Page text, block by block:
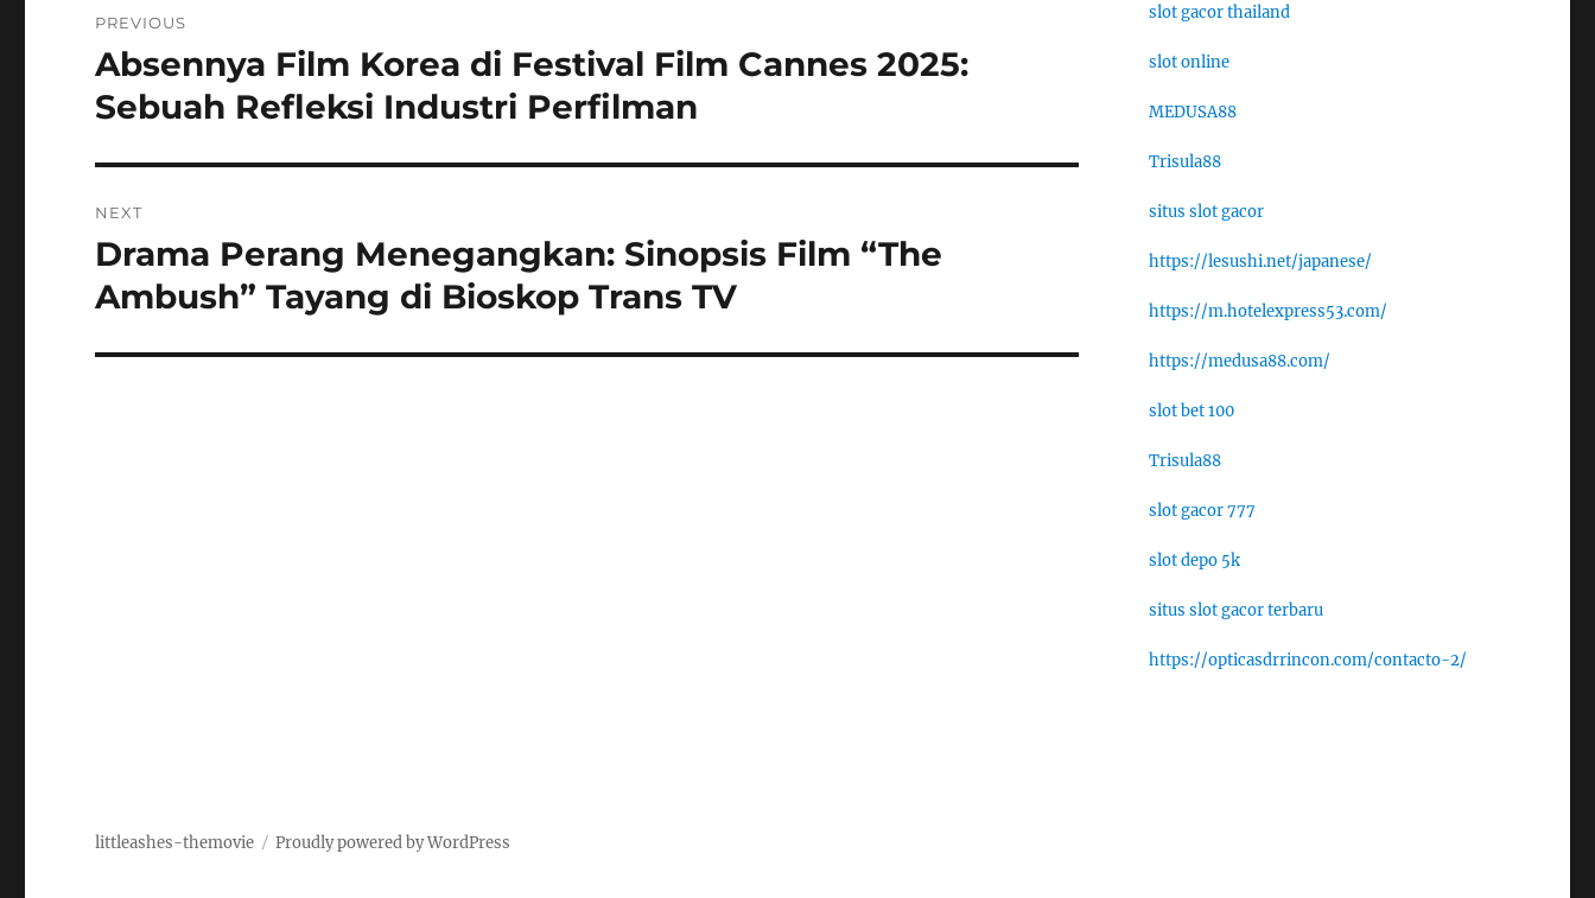
pos
PREVIOUS
Previous
post:
Absennya Film Korea di Festival Film Cannes 2025:
Sebuah Refleksi Industri Perfilman
NEXT
Next
post:
Drama Perang Menegangkan: Sinopsis Film “The
Ambush” Tayang di Bioskop Trans TV
slot gacor thailand
slot online
MEDUSA88
Trisula88
situs slot gacor
https://lesushi.net/japanese/
https://m.hotelexpress53.com/
https://medusa88.com/
slot bet 100
Trisula88
slot gacor 777
slot depo 5k
situs slot gacor terbaru
https://opticasdrrincon.com/contacto-2/
littleashes-themovie Proudly powered by WordPress